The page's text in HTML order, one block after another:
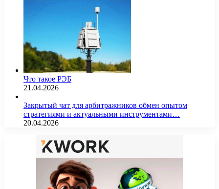
Что такое РЭБ
21.04.2026
Закрытый чат для арбитражников обмен опытом
стратегиями и актуальными инструментами…
20.04.2026